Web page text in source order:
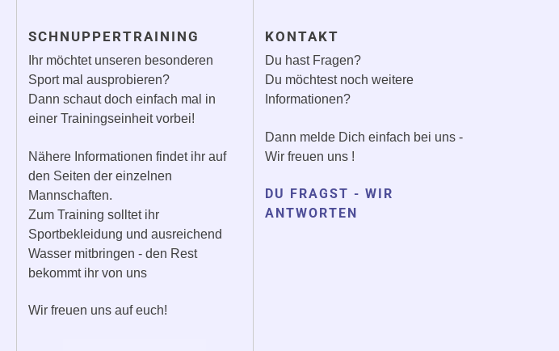
SCHNUPPERTRAINING
Ihr möchtet unseren besonderen
Sport mal ausprobieren?
Dann schaut doch einfach mal in
einer Trainingseinheit vorbei!
Nähere Informationen findet ihr auf
den Seiten der einzelnen
Mannschaften.
Zum Training solltet ihr
Sportbekleidung und ausreichend
Wasser mitbringen - den Rest
bekommt ihr von uns
Wir freuen uns auf euch!
KONTAKT
Du hast Fragen?
Du möchtest noch weitere
Informationen?
Dann melde Dich einfach bei uns -
Wir freuen uns !
DU FRAGST - WIR
ANTWORTEN